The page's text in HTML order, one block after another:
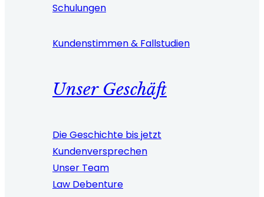
Schulungen
Kundenstimmen & Fallstudien
Unser Geschäft
Die Geschichte bis jetzt
Kundenversprechen
Unser Team
Law Debenture